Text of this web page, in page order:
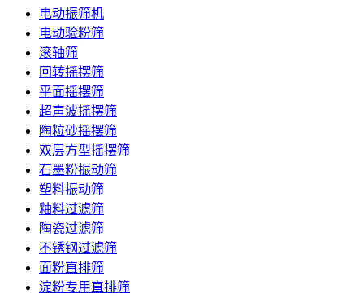
电动振筛机
电动验粉筛
滚轴筛
回转摇摆筛
平面摇摆筛
超声波摇摆筛
陶粒砂摇摆筛
双层方型摇摆筛
石墨粉振动筛
塑料振动筛
釉料过滤筛
陶瓷过滤筛
不锈钢过滤筛
面粉直排筛
淀粉专用直排筛